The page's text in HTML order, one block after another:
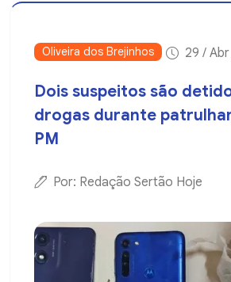
Oliveira dos Brejinhos 29 /
Dois suspeitos são
drogas durante
PM
Por: Redação Sertão Hoje